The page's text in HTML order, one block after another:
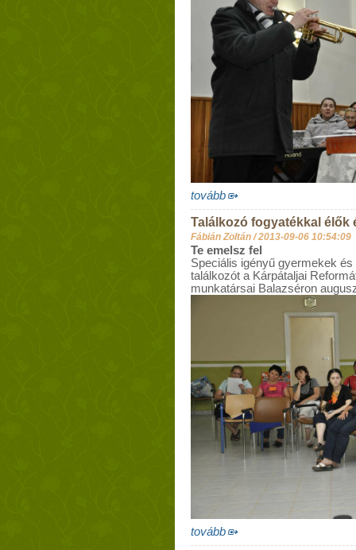
tovább
Találkozó fogyatékkal élők
Fábián Zoltán /2013-09-06 10:54:09
Te emelsz fel
Speciális igényű gyermekek
találkozót a Kárpátaljai
munkatársai Balazséron
tovább